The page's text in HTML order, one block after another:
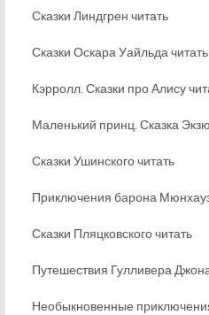
Сказки Линдгрен читать
Сказки Оскара Уайльда читать
Кэрролл. Сказки про Алису
Маленький принц. Сказка
Сказки Ушинского читать
Приключения барона
Сказки Пляцковского читать
Путешествия Гулливера
Необыкновенные